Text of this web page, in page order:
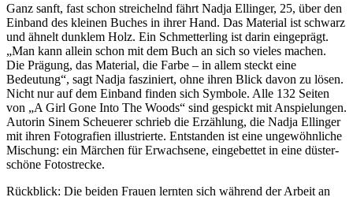
Ganz sanft, fast schon streichelnd fährt Nadja Ellinger, 25, über den
Einband des kleinen Buches in ihrer Hand. Das Material ist schwarz
und ähnelt dunklem Holz. Ein Schmetterling ist darin eingeprägt.
„Man kann allein schon mit dem Buch an sich so vieles machen.
Die Prägung, das Material, die Farbe – in allem steckt eine
Bedeutung“, sagt Nadja fasziniert, ohne ihren Blick davon zu lösen.
Nicht nur auf dem Einband finden sich Symbole. Alle 132 Seiten
von „A Girl Gone Into The Woods“ sind gespickt mit Anspielungen.
Autorin Sinem Scheuerer schrieb die Erzählung, die Nadja Ellinger
mit ihren Fotografien illustrierte. Entstanden ist eine ungewöhnliche
Mischung: ein Märchen für Erwachsene, eingebettet in eine düster-
schöne Fotostrecke.
Rückblick: Die beiden Frauen lernten sich während der Arbeit an